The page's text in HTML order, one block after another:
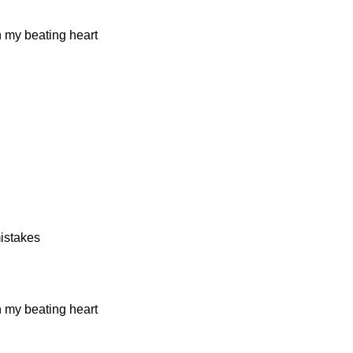
my beating heart
kes
my beating heart